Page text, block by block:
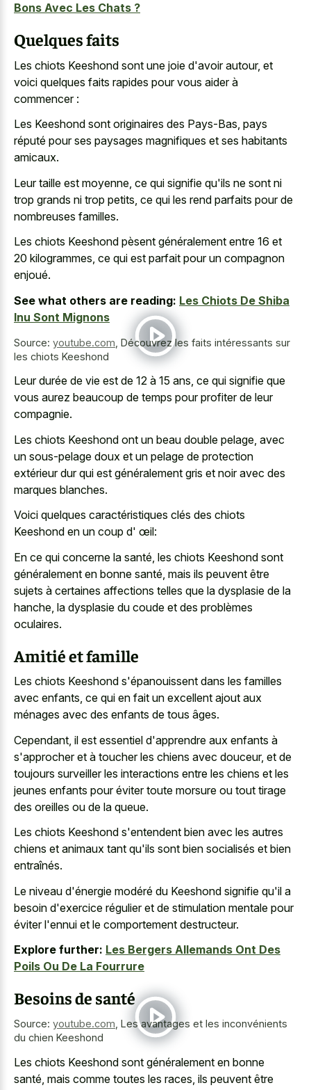
Bons Avec Les Chats ?
Quelques faits
Les chiots Keeshond sont une joie d'avoir autour, et
voici quelques faits rapides pour vous aider à
commencer :
Les Keeshond sont originaires des Pays-Bas, pays
réputé pour ses paysages magnifiques et ses habitants
amicaux.
Leur taille est moyenne, ce qui signifie qu'ils ne sont ni
trop grands ni trop petits, ce qui les rend parfaits pour de
nombreuses familles.
Les chiots Keeshond pèsent généralement entre 16 et
20 kilogrammes, ce qui est parfait pour un compagnon
enjoué.
See what others are reading: Les Chiots De Shiba
Inu Sont Mignons
Source: youtube.com Découvrez les faits intéressants sur
les chiots Keeshond
Leur durée de vie est de 12 à 15 ans, ce qui signifie que
vous aurez beaucoup de temps pour profiter de leur
compagnie.
Les chiots Keeshond ont un beau double pelage, avec
un sous-pelage doux et un pelage de protection
extérieur dur qui est généralement gris et noir avec des
marques blanches.
Voici quelques caractéristiques clés des chiots
Keeshond en un coup d' œil:
En ce qui concerne la santé, les chiots Keeshond sont
généralement en bonne santé, mais ils peuvent être
sujets à certaines affections telles que la dysplasie de la
hanche, la dysplasie du coude et des problèmes
oculaires.
Amitié et famille
Les chiots Keeshond s'épanouissent dans les familles
avec enfants, ce qui en fait un excellent ajout aux
ménages avec des enfants de tous âges.
Cependant, il est essentiel d'apprendre aux enfants à
s'approcher et à toucher les chiens avec douceur, et de
toujours surveiller les interactions entre les chiens et les
jeunes enfants pour éviter toute morsure ou tout tirage
des oreilles ou de la queue.
Les chiots Keeshond s'entendent bien avec les autres
chiens et animaux tant qu'ils sont bien socialisés et bien
entraînés.
Le niveau d'énergie modéré du Keeshond signifie qu'il a
besoin d'exercice régulier et de stimulation mentale pour
éviter l'ennui et le comportement destructeur.
Explore further: Les Bergers Allemands Ont Des
Poils Ou De La Fourrure
Besoins de santé
Source: youtube.com Les avantages et les inconvénients
du chien Keeshond
Les chiots Keeshond sont généralement en bonne
santé, mais comme toutes les races, ils peuvent être